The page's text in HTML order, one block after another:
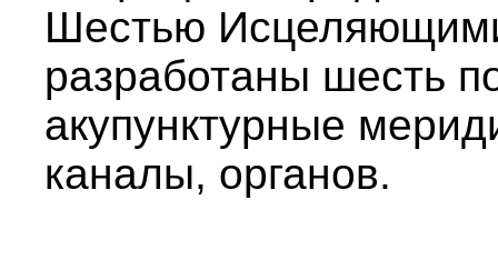
Шестью
разработаны шесть
акупунктурные
каналы, органов.